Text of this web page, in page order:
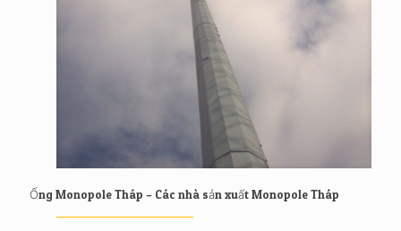
Ống Monopole Tháp – Các nhà sản xuất Monopole Tháp